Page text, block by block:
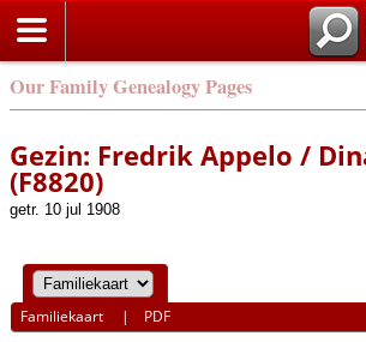
Our Family Genealogy Pages
Gezin: Fredrik Appelo /
(F8820)
getr. 10 jul 1908
Familiekaart | PDF